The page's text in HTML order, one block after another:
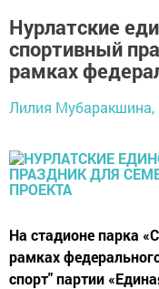
Нурлатские
спортивный
рамках
Лилия Мубаракшина,
На стадионе парка
рамках
спорт" партии